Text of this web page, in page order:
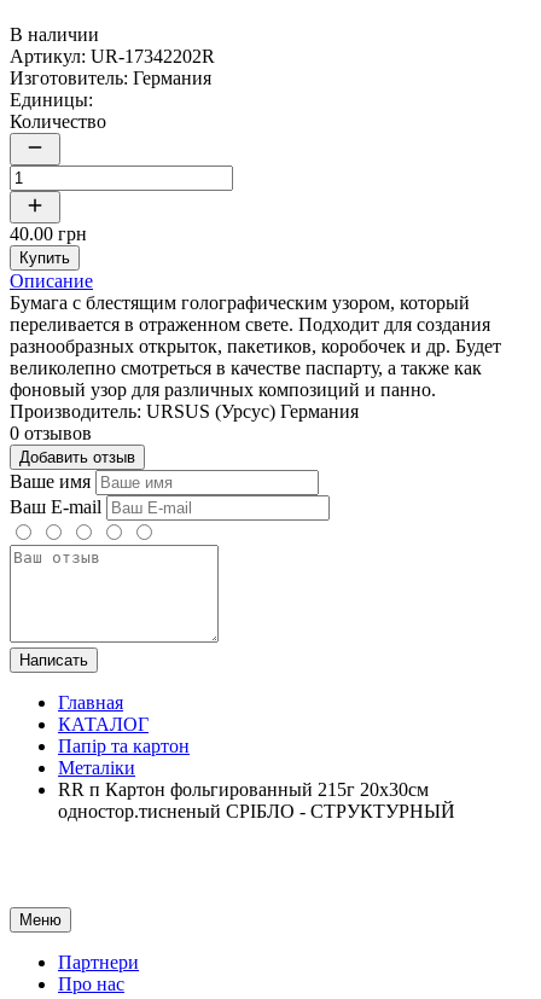
В наличии
Артикул: UR-17342202R
Изготовитель: Германия
Единицы:
Количество
40.00 грн
Купить
Описание
Бумага с блестящим голографическим узором, который
переливается в отраженном свете. Подходит для создания
разнообразных открыток, пакетиков, коробочек и др. Будет
великолепно смотреться в качестве паспарту, а также как
фоновый узор для различных композиций и панно.
Производитель: URSUS (Урсус) Германия
0 отзывов
Добавить отзыв
Ваше имя
Ваш E-mail
Написать
Главная
КАТАЛОГ
Папір та картон
Металіки
RR п Картон фольгированный 215г 20х30см
одностор.тисненый СРІБЛО - СТРУКТУРНЫЙ
Меню
Партнери
Про нас